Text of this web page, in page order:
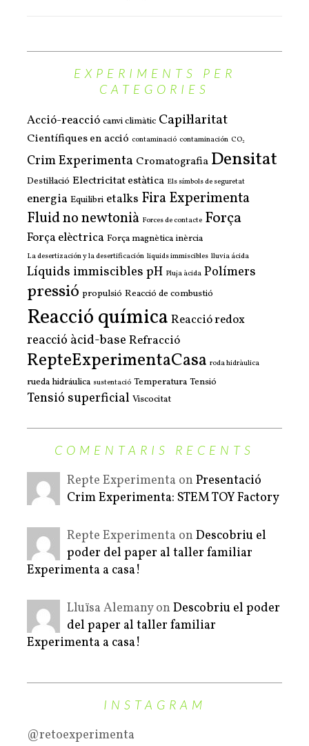
EXPERIMENTS PER
CATEGORIES
Acció-reacció canvi climàtic Capil·laritat
Científiques en acció contaminació contaminación CO₂
Crim Experimenta Cromatografia Densitat
Destil·lació Electricitat estàtica Els símbols de seguretat
energia Equilibri etalks Fira Experimenta
Fluid no newtonià Forces de contacte Força
Força elèctrica Força magnètica inèrcia
La desertización y la desertificación liquids immiscibles lluvia ácida
Líquids immisciblespH Pluja àcida Polímers
pressió propulsió Reacció de combustió
Reacció química Reacció redox
reacció àcid-base Refracció
RepteExperimentaCasa roda hidràulica
rueda hidráulica sustentació Temperatura Tensió
Tensió superficial Viscocitat
COMENTARIS RECENTS
Repte Experimenta on Presentació
Crim Experimenta: STEM TOY Factory
Repte Experimenta on Descobriu el
poder del paper al taller familiar
Experimenta a casa!
Lluïsa Alemany on Descobriu el poder
del paper al taller familiar
Experimenta a casa!
INSTAGRAM
@retoexperimenta